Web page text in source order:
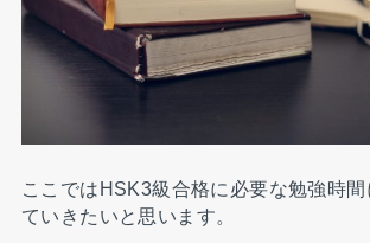
ここではHSK3級合格に必要な勉強時
ていきたいと思います。